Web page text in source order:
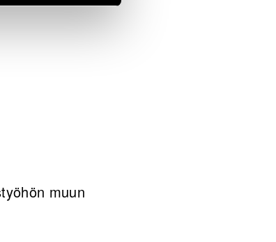
muun